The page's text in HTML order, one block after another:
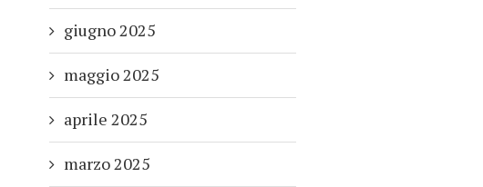
giugno 2025
maggio 2025
aprile 2025
marzo 2025